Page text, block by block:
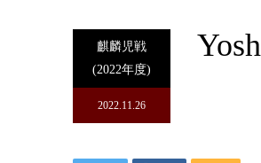
麒麟児戦
(2022年度)
2022.11.26